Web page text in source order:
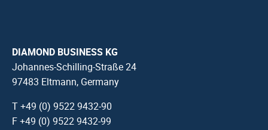
DIAMOND BUSINESS KG
Johannes-Schilling-Straße 24
97483 Eltmann, Germany
T +49 (0) 9522 9432-90
F +49 (0) 9522 9432-99